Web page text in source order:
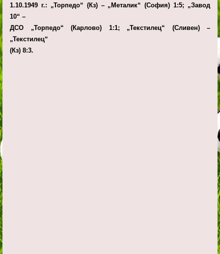
1.10.1949 г.: „Торпедо“ (Кз) – „Металик“ (София) 1:5; „Завод
10“ –
ДСО „Торпедо“ (Карлово) 1:1; „Текстилец“ (Сливен) –
„Текстилец“
(Кз) 8:3.